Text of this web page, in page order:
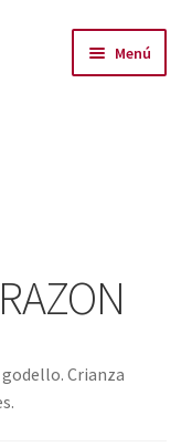
Menú
Crianza